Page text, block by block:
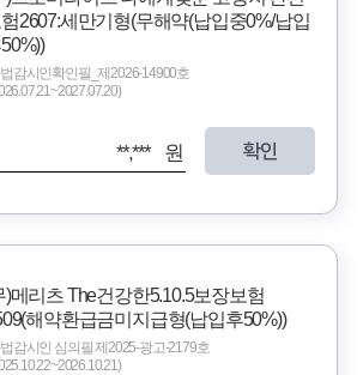
험2607:세만기형(무해약(납입중0%/납입
감시인확인필_제2026-14900호
**,*** 원 확인
)메리츠 The건강한5.10.5보장보험
해약환급금미지급형(납입후50%))
감시인 심의필 제2025-광고-2179호